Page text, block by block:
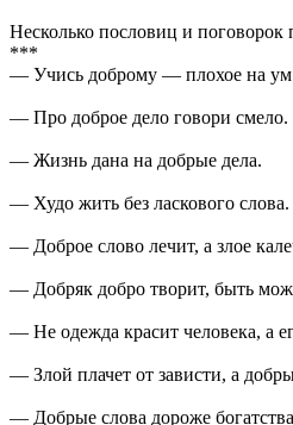
Несколько пословиц и
***
— Учись доброму — плохое на ум
— Про доброе дело говори смело.
— Жизнь дана на добрые дела.
— Худо жить без ласкового слова.
— Доброе слово лечит, а злое
— Добряк добро творит, быть
— Не одежда красит человека, а
— Злой плачет от зависти, а
— Добрые слова дороже